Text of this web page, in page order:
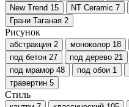
New Trend 15 NT Ceramic 7
Грани Таганая 2
Рисунок
абстракция 2 моноколор 18
под бетон 27 под дерево 21
под мрамор 48 под обои 1
травертин 5
Стиль